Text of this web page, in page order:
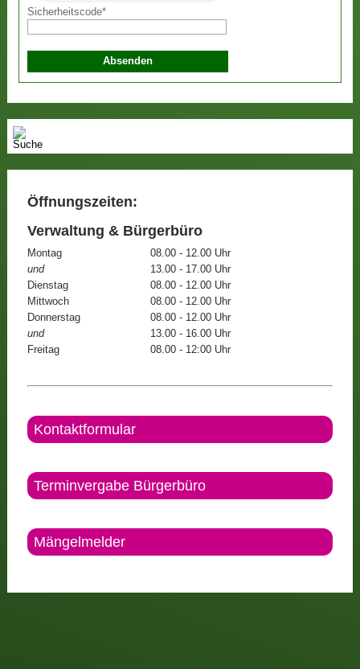
Sicherheitscode*
Öffnungszeiten:
Verwaltung & Bürgerbüro
Montag
08.00 - 12.00 Uhr
und
13.00 - 17.00 Uhr
Dienstag
08.00 - 12.00 Uhr
Mittwoch
08.00 - 12.00 Uhr
Donnerstag
08.00 - 12.00 Uhr
und
13.00 - 16.00 Uhr
Freitag
08.00 - 12:00 Uhr
Kontaktformular
Terminvergabe Bürgerbüro
Mängelmelder